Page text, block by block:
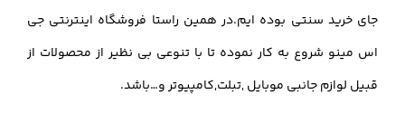
جای خرید سنتی بوده ایم.در همین راستا فروشگاه اینترنتی جی
اس مینو شروع به کار نموده تا با تنوعی بی نظیر از محصولات از
قبیل لوازم جانبی موبایل ,تبلت,کامپیوتر و…باشد.